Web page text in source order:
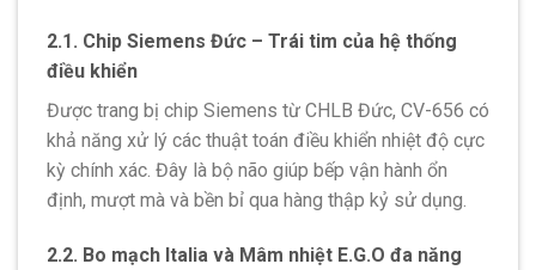
2.1. Chip Siemens Đức – Trái tim của hệ thống
điều khiển
Được trang bị chip Siemens từ CHLB Đức, CV-656 có
khả năng xử lý các thuật toán điều khiển nhiệt độ cực
kỳ chính xác. Đây là bộ não giúp bếp vận hành ổn
định, mượt mà và bền bỉ qua hàng thập kỷ sử dụng.
2.2. Bo mạch Italia và Mâm nhiệt E.G.O đa năng